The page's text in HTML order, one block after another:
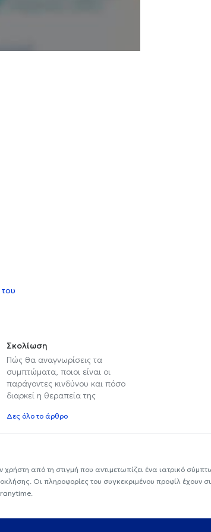
Σκολίωση
Πώς θα αναγνωρίσεις τα
συμπτώματα, ποιοι είναι οι
παράγοντες κινδύνου και πόσο
διαρκεί η θεραπεία της
Δες όλο το άρθρο
από τη στιγμή που αντιμετωπίζει ένα ιατρικό
Οι πληροφορίες του συγκεκριμένου προφίλ